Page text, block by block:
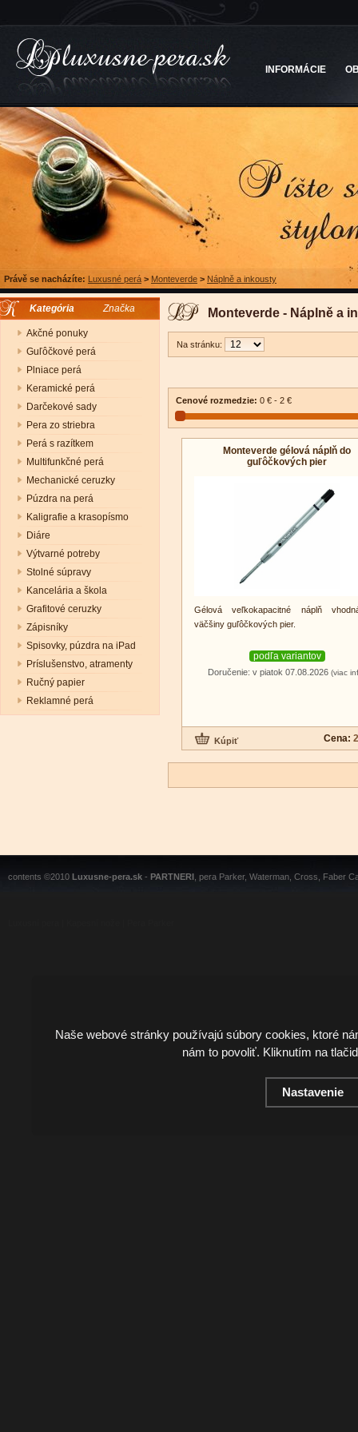
INFORMÁCIE
Právě se nacházíte: Luxusné perá > Monteverde > Náplně a inkousty
Kategória Značka
Akčné ponuky
Guľôčkové perá
Plniace perá
Keramické perá
Darčekové sady
Pera zo striebra
Perá s razítkem
Multifunkčné perá
Mechanické ceruzky
Púzdra na perá
Kaligrafie a krasopísmo
Diáre
Výtvarné potreby
Stolné súpravy
Kancelária a škola
Grafitové ceruzky
Zápisníky
Spisovky, púzdra na iPad
Príslušenstvo, atramenty
Ručný papier
Reklamné perá
Monteverde - Náplně a
Na stránku:
Cenové rozmedzie: 0 € - 2 €
Monteverde gélová náplň do
guľôčkových pier
Gélová veľkokapacitné náplň
väčšiny guľôčkových pier.
podľa variantov
Doručenie: v piatok 07.08.2026(viac
Cena:
contents ©2010 Luxusne-pera.sk - PARTNERI , pera Parker, Waterman, Cross, Faber
Naše webové stránky používajú súbory cookies, ktoré
nám to povoliť. Kliknutím na
Nastavenie